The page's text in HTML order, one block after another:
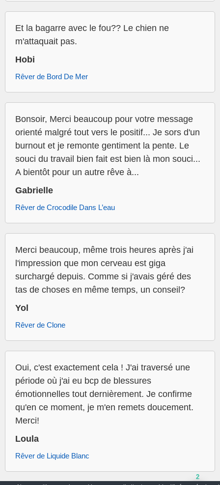
Et la bagarre avec le fou?? Le chien ne
m'attaquait pas.
Hobi
Rêver de Bord De Mer
Bonsoir, Merci beaucoup pour votre message
orienté malgré tout vers le positif... Je sors d'un
burnout et je remonte gentiment la pente. Le
souci du travail bien fait est bien là mon souci...
A bientôt pour un autre rêve à...
Gabrielle
Rêver de Crocodile Dans L’eau
Merci beaucoup, même trois heures après j'ai
l'impression que mon cerveau est giga
surchargé depuis. Comme si j'avais géré des
tas de choses en même temps, un conseil?
Yol
Rêver de Clone
Oui, c'est exactement cela ! J'ai traversé une
période où j'ai eu bcp de blessures
émotionnelles tout dernièrement. Je confirme
qu'en ce moment, je m'en remets doucement.
Merci!
Loula
Rêver de Liquide Blanc
2